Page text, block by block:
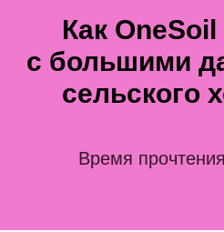
Как OneSoil
с большими
сельского
Время